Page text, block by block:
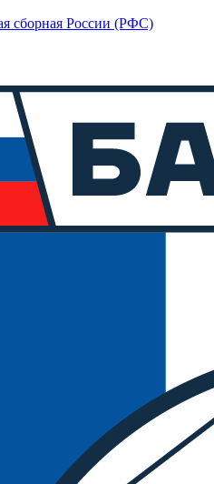
сборная России (РФС)